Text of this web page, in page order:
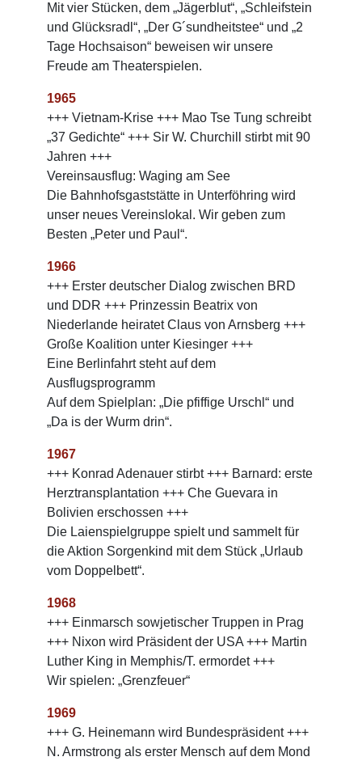
Mit vier Stücken, dem „Jägerblut“, „Schleifstein
und Glücksradl“, „Der G´sundheitstee“ und „2
Tage Hochsaison“ beweisen wir unsere
Freude am Theaterspielen.
1965
+++ Vietnam-Krise +++ Mao Tse Tung schreibt
„37 Gedichte“ +++ Sir W. Churchill stirbt mit 90
Jahren +++
Vereinsausflug: Waging am See
Die Bahnhofsgaststätte in Unterföhring wird
unser neues Vereinslokal. Wir geben zum
Besten „Peter und Paul“.
1966
+++ Erster deutscher Dialog zwischen BRD
und DDR +++ Prinzessin Beatrix von
Niederlande heiratet Claus von Arnsberg +++
Große Koalition unter Kiesinger +++
Eine Berlinfahrt steht auf dem
Ausflugsprogramm
Auf dem Spielplan: „Die pfiffige Urschl“ und
„Da is der Wurm drin“.
1967
+++ Konrad Adenauer stirbt +++ Barnard: erste
Herztransplantation +++ Che Guevara in
Bolivien erschossen +++
Die Laienspielgruppe spielt und sammelt für
die Aktion Sorgenkind mit dem Stück „Urlaub
vom Doppelbett“.
1968
+++ Einmarsch sowjetischer Truppen in Prag
+++ Nixon wird Präsident der USA +++ Martin
Luther King in Memphis/T. ermordet +++
Wir spielen: „Grenzfeuer“
1969
+++ G. Heinemann wird Bundespräsident +++
N. Armstrong als erster Mensch auf dem Mond